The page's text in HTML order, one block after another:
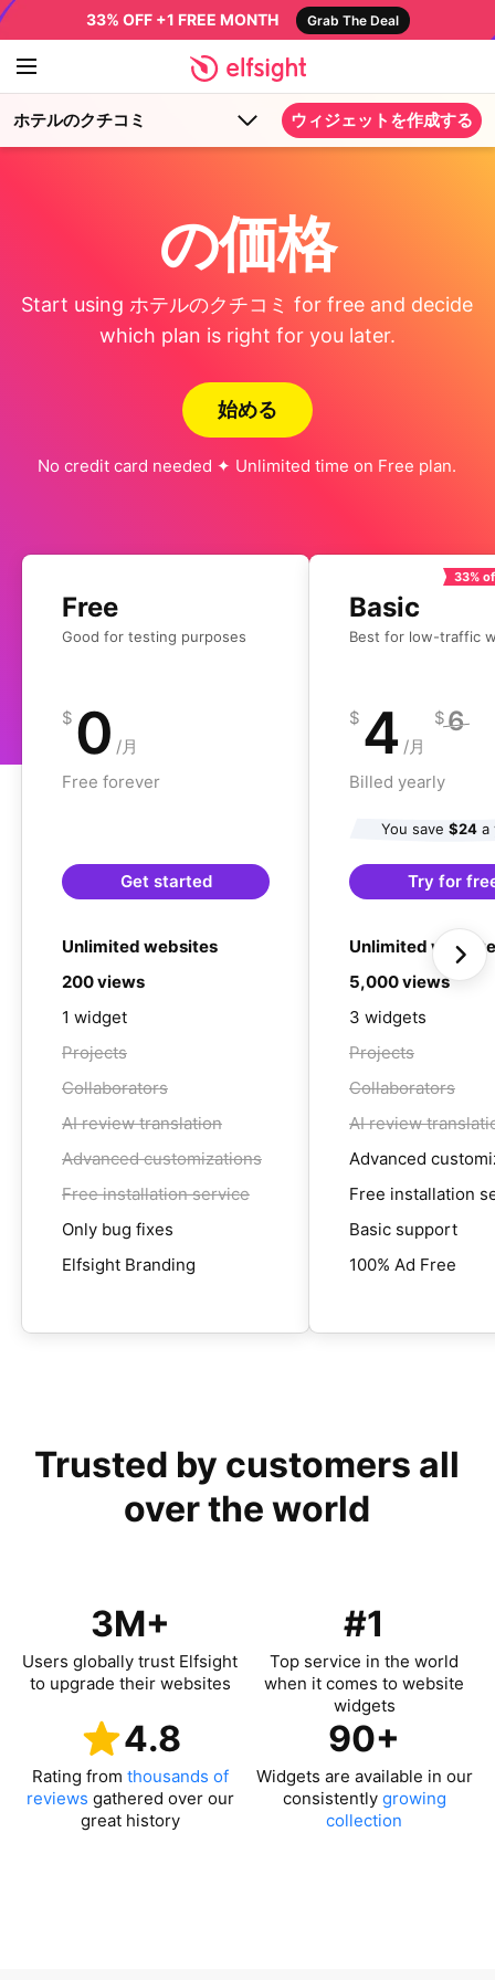
33% OFF +1 FREE MONTH Grab The Deal
ホテルのクチコミ ウィジェットを作成する
の価格
Start using ホテルのクチコミ for free and decide
which plan is right for you later.
始める
No credit card needed ✦ Unlimited time on Free plan.
Free
Good for testing purposes
$ 0 /月
Free forever
Get started
Unlimited websites
200 views
1 widget
Projects
Collaborators
AI review translation
Advanced customizations
Free installation service
Only bug fixes
Elfsight Branding
Basic
Best for low-traffic
33%
$ 4 /月
$6
Billed yearly
You save $24a
Try for
Unlimited
5,000 views
3 widgets
Projects
Collaborators
AI review
Advanced
Free installation
Basic support
100% Ad Free
Trusted by customers all
over the world
3M+
Users globally trust Elfsight
to upgrade their websites
#1
Top service in the world
when it comes to website
widgets
4.8
Rating from thousands of
reviews gathered over our
great history
90+
Widgets are available in our
consistently growing
collection